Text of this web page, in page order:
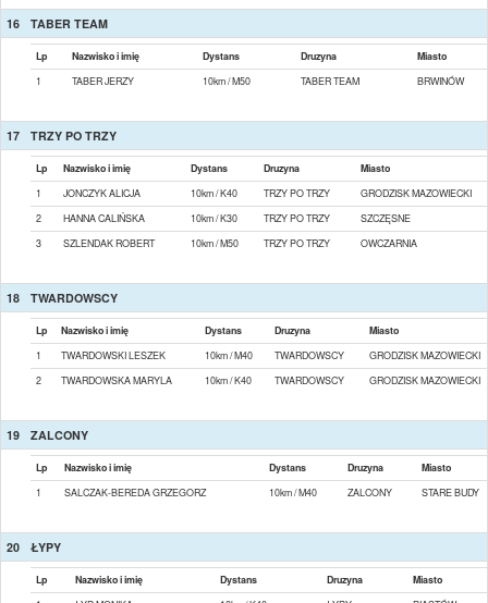
16 TABER TEAM
Lp Nazwisko i imię Dystans Druzyna
Miasto
1
TABER JERZY 10km / M50 TABER TEAM BRWINÓW
17 TRZY PO TRZY
Lp Nazwisko i imię Dystans Druzyna
Miasto
1
JONCZYK ALICJA 10km / K40 TRZY PO TRZY
GRODZISK MAZOWIECKI
2
HANNA CALIŃSKA 10km / K30 TRZY PO TRZY
SZCZĘSNE
3
SZLENDAK ROBERT 10km / M50 TRZY PO TRZY OWCZARNIA
18 TWARDOWSCY
Lp Nazwisko i imię Dystans Druzyna
Miasto
1
TWARDOWSKI LESZEK 10km / M40 TWARDOWSCY
GRODZISK MAZOWIECKI
2
TWARDOWSKA MARYLA 10km / K40 TWARDOWSCY GRODZISK MAZOWIECKI
19 ZALCONY
Lp Nazwisko i imię Dystans Druzyna
Miasto
1
SALCZAK-BEREDA GRZEGORZ 10km / M40 ZALCONY STARE BUDY
20 ŁYPY
Lp Nazwisko i imię Dystans Druzyna
Miasto